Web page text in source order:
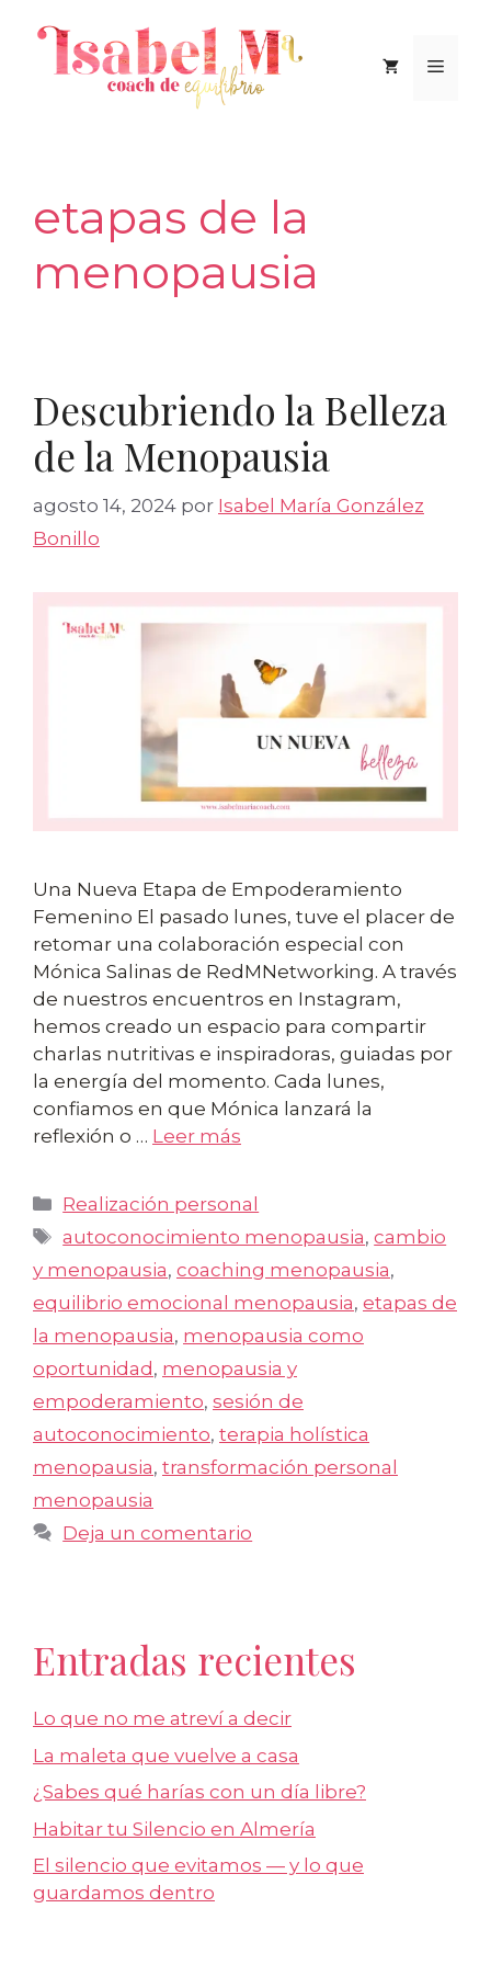
contenido
Menú
etapas de la
menopausia
Descubriendo la Belleza
de la Menopausia
agosto 14, 2024 por Isabel María González
Bonillo
Una Nueva Etapa de Empoderamiento
Femenino El pasado lunes, tuve el placer de
retomar una colaboración especial con
Mónica Salinas de RedMNetworking. A través
de nuestros encuentros en Instagram,
hemos creado un espacio para compartir
charlas nutritivas e inspiradoras, guiadas por
la energía del momento. Cada lunes,
confiamos en que Mónica lanzará la
reflexión o … Leer más
Categorías
Realización personal
Etiquetas
autoconocimiento menopausia,cambio
y menopausia, coaching menopausia,
equilibrio emocional menopausia, etapas de
la menopausia, menopausia como
oportunidad , menopausia y
empoderamiento, sesión de
autoconocimiento, terapia holística
menopausia, transformación personal
menopausia
Deja un comentario
Entradas recientes
Lo que no me atreví a decir
La maleta que vuelve a casa
¿Sabes qué harías con un día libre?
Habitar tu Silencio en Almería
El silencio que evitamos — y lo que
guardamos dentro